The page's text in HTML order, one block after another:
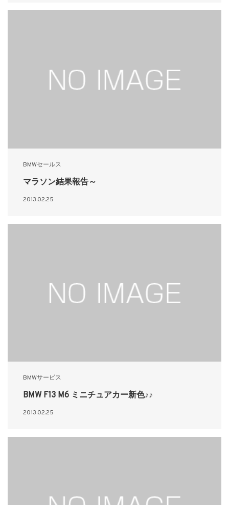
BMWセールス
マラソン結果報告～
2013.02.25
BMWサービス
BMW F13 M6 ミニチュアカー新色♪♪
2013.02.25